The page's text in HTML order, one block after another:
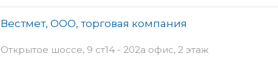
Вестмет, ООО, торговая компания
Открытое шоссе, 9 ст14 - 202а офис, 2 этаж